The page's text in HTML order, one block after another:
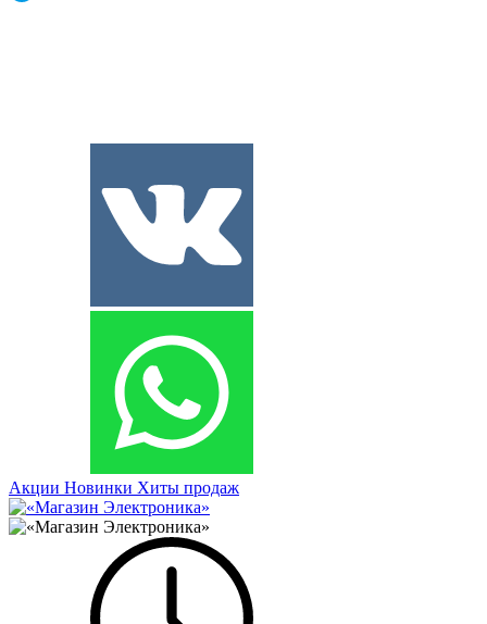
Акции Новинки Хиты продаж